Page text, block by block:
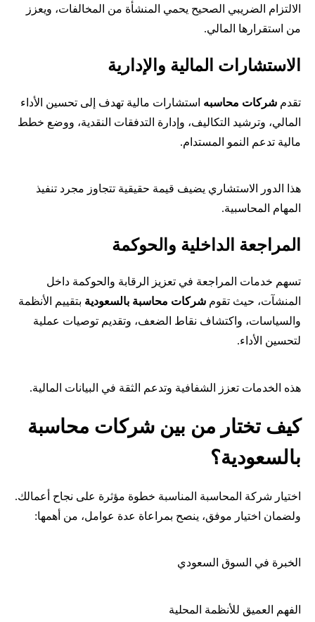
الالتزام الضريبي الصحيح يحمي المنشأة من المخالفات، ويعزز
من استقرارها المالي.
الاستشارات المالية والإدارية
تقدم شركات محاسبه استشارات مالية تهدف إلى تحسين الأداء
المالي، وترشيد التكاليف، وإدارة التدفقات النقدية، ووضع خطط
مالية تدعم النمو المستدام.
هذا الدور الاستشاري يضيف قيمة حقيقية تتجاوز مجرد تنفيذ
المهام المحاسبية.
المراجعة الداخلية والحوكمة
تسهم خدمات المراجعة في تعزيز الرقابة والحوكمة داخل
المنشآت، حيث تقوم شركات محاسبة بالسعودية بتقييم الأنظمة
والسياسات، واكتشاف نقاط الضعف، وتقديم توصيات عملية
لتحسين الأداء.
هذه الخدمات تعزز الشفافية وتدعم الثقة في البيانات المالية.
كيف تختار من بين شركات محاسبة
بالسعودية؟
اختيار شركة المحاسبة المناسبة خطوة مؤثرة على نجاح أعمالك.
ولضمان اختيار موفق، ينصح بمراعاة عدة عوامل، من أهمها:
الخبرة في السوق السعودي
الفهم العميق للأنظمة المحلية